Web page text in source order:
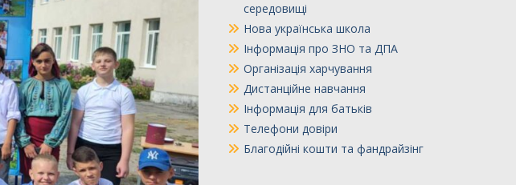
середовищі
Нова українська школа
Інформація про ЗНО та ДПА
Організація харчування
Дистанційне навчання
Інформація для батьків
Телефони довіри
Благодійні кошти та фандрайзінг